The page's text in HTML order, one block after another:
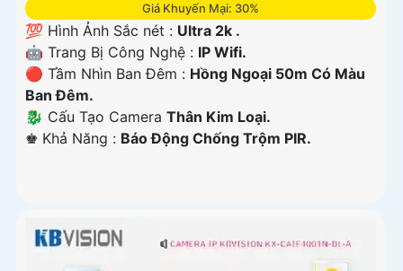
Giá Khuyến Mại: 30%
💯 Hình Ảnh Sắc nét : Ultra 2k .
🤖️ Trang Bị Công Nghệ : IP Wifi.
🔴 Tầm Nhìn Ban Đêm : Hồng Ngoại 50m Có Màu
Ban Đêm.
🐉️ Cấu Tạo Camera Thân Kim Loại.
️♚ Khả Năng : Báo Động Chống Trộm PIR.